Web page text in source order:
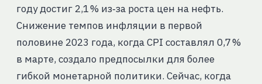
году достиг 2,1 % из‑за роста цен на нефть.
Снижение темпов инфляции в первой
половине 2023 года, когда CPI составлял 0,7 %
в марте, создало предпосылки для более
гибкой монетарной политики. Сейчас, когда